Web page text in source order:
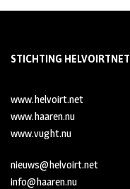
STICHTING HELVOIRTNET
www.helvoirt.net
www.haaren.nu
www.vught.nu
nieuws@helvoirt.net
info@haaren.nu